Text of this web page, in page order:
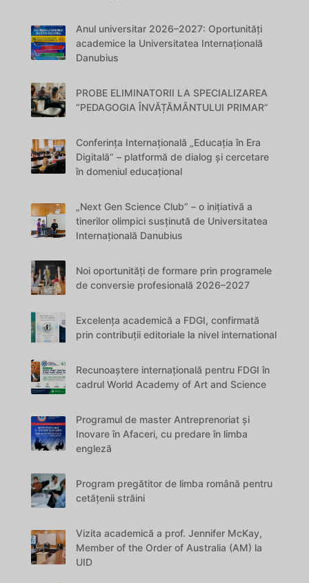
Anul universitar 2026–2027: Oportunități
academice la Universitatea Internațională
Danubius
PROBE ELIMINATORII LA SPECIALIZAREA
“PEDAGOGIA ÎNVĂȚĂMÂNTULUI PRIMAR”
Conferința Internațională „Educația în Era
Digitală” – platformă de dialog și cercetare
în domeniul educațional
„Next Gen Science Club” – o inițiativă a
tinerilor olimpici susținută de Universitatea
Internațională Danubius
Noi oportunități de formare prin programele
de conversie profesională 2026–2027
Excelența academică a FDGI, confirmată
prin contribuții editoriale la nivel international
Recunoaștere internațională pentru FDGI în
cadrul World Academy of Art and Science
Programul de master Antreprenoriat și
Inovare în Afaceri, cu predare în limba
engleză
Program pregătitor de limba română pentru
cetățenii străini
Vizita academică a prof. Jennifer McKay,
Member of the Order of Australia (AM) la
UID